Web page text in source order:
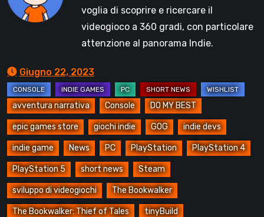
voglia di scoprire e ricercare il
videogioco a 360 gradi, con particolare
attenzione al panorama Indie.
Giugno 22, 2023
avventura narrativa Console DO MY BEST
epic games store giochi indie GOG indie devs
indie game News PC PlayStation PlayStation 4
PlayStation 5 short news Steam
sviluppo di videogiochi The Bookwalker
The Bookwalker: Thief of Tales tinyBuild